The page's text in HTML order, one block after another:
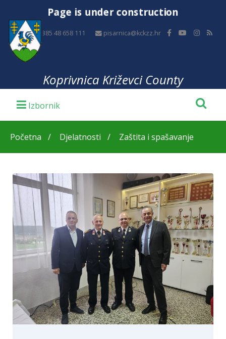
Page is under construction
+385 48 658 111 pisarnica@kckzz.hr
Koprivnica Križevci County
Početna Djelatnosti Zaštita i spašavanje